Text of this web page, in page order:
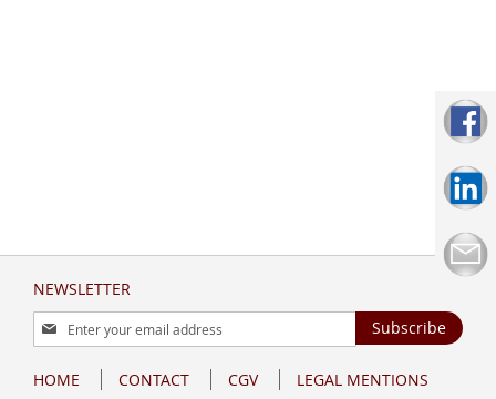
NEWSLETTER
Sign
Up
Our
Subscribe
HOME CONTACT CGV LEGAL MENTIONS